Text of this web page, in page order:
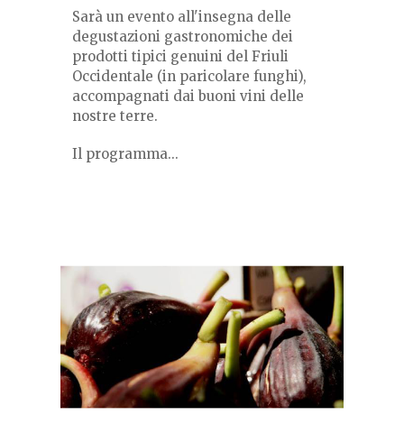
Sarà un evento all'insegna delle
degustazioni gastronomiche dei
prodotti tipici genuini del Friuli
Occidentale (in paricolare funghi),
accompagnati dai buoni vini delle
nostre terre.
Il programma...